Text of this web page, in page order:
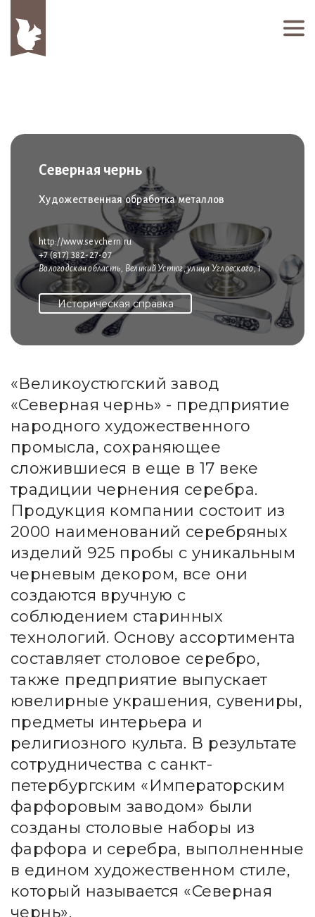
Северная чернь
Художественная обработка металлов
http://www.sevchern.ru
+7 (817) 382-27-07
Вологодская область, Великий Устюг, улица Угловского, 1
Историческая справка
«Великоустюгский завод
«Северная чернь» - предприятие
народного художественного
промысла, сохраняющее
сложившиеся в еще в 17 веке
традиции чернения серебра.
Продукция компании состоит из
2000 наименований серебряных
изделий 925 пробы с уникальным
черневым декором, все они
создаются вручную с
соблюдением старинных
технологий. Основу ассортимента
составляет столовое серебро,
также предприятие выпускает
ювелирные украшения, сувениры,
предметы интерьера и
религиозного культа. В результате
сотрудничества с санкт-
петербургским «Императорским
фарфоровым заводом» были
созданы столовые наборы из
фарфора и серебра, выполненные
в едином художественном стиле,
который называется «Северная
чернь».